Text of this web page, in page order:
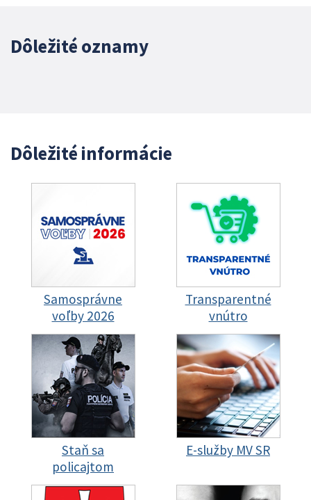
Dôležité oznamy
Dôležité informácie
Samosprávne
voľby 2026
Transparentné
vnútro
Staň sa
policajtom
E-služby MV SR